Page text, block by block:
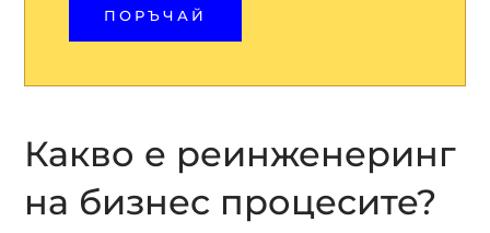
ПОРЪЧАЙ
Какво е реинженеринг
на бизнес процесите?